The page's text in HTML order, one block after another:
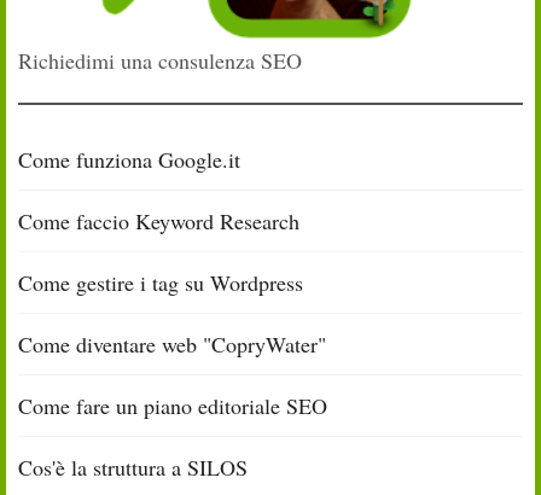
Richiedimi una consulenza SEO
Come funziona Google.it
Come faccio Keyword Research
Come gestire i tag su Wordpress
Come diventare web "CopryWater"
Come fare un piano editoriale SEO
Cos'è la struttura a SILOS